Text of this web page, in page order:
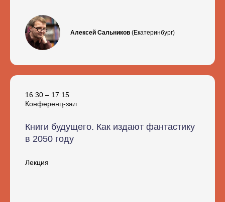
Алексей Сальников (Екатеринбург)
16:30 – 17:15
Конференц-зал
Книги будущего. Как издают фантастику
в 2050 году
Лекция